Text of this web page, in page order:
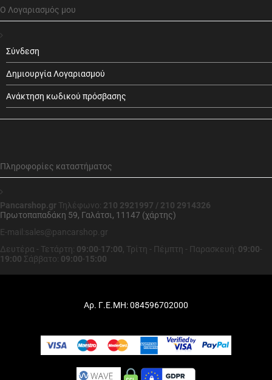
Ο Λογαριασμός μου
Σύνδεση
Δημιουργία Λογαριασμού
Ανάκτηση κωδικού πρόσβασης
Πληροφορίες καταστήματος
Pancarshop.gr Τηλέφωνο: 210 2921997 / 210 2914326
Πρωτοπαπαδάκη 59, Γαλάτσι, 11147 (χάρτης)
E-mail:sales@pancarshop.gr
Δευτέρα - Τετάρτη: 09:00-17:00, Τρίτη - Πέμπτη - Παρασκευή: 09:00-
19:00 Σάββατο: 09:00-15:00
Αρ. Γ.Ε.ΜΗ: 084596702000